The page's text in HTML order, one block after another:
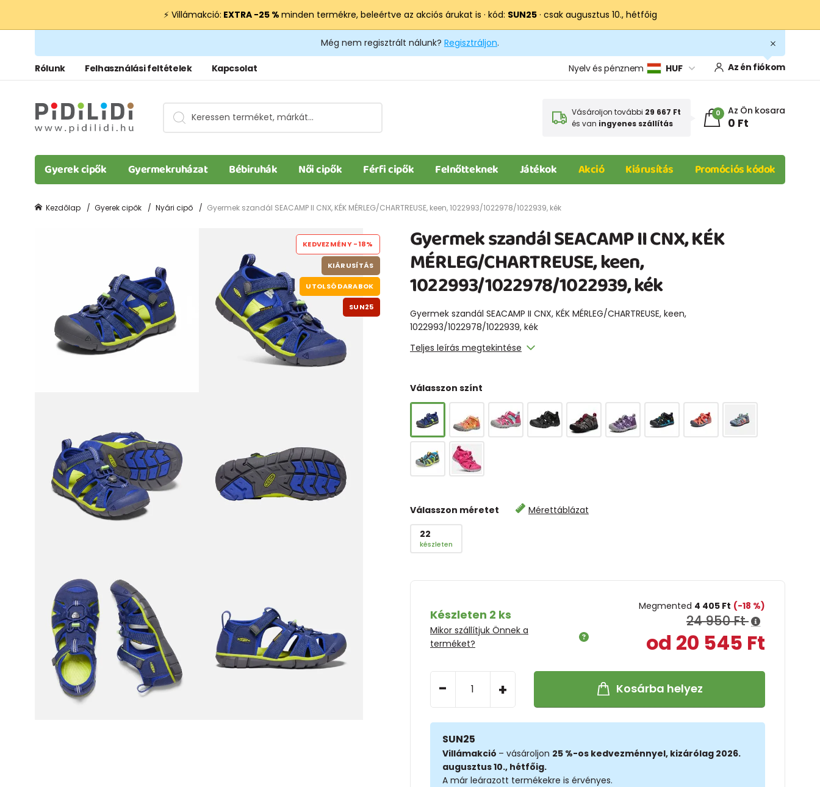
⚡ Villámakció: EXTRA −25 % minden termékre, beleértve az akciós árukat is · kód: SUN25· csak augusztus 10., hétfőig
Még nem regisztrált nálunk? Regisztráljon.
Rólunk Felhasználási feltételek Kapcsolat Nyelv és pénznem HUF Az én fiókom
Vásároljon további 29 667 Ft
és van ingyenes szállítás
0 Az Ön kosara
0 Ft
Gyerek cipők Gyermekruházat Bébiruhák Női cipők Férfi cipők Felnőtteknek Játékok Akció Kiárusítás Promóciós kódok
Kezdõlap Gyerek cipők Nyári cipő Gyermek szandál SEACAMP II CNX, KÉK MÉRLEG/CHARTREUSE, keen, 1022993/1022978/1022939, kék
Gyermek szandál SEACAMP II CNX, KÉK
MÉRLEG/CHARTREUSE, keen,
1022993/1022978/1022939, kék
Gyermek szandál SEACAMP II CNX, KÉK MÉRLEG/CHARTREUSE, keen,
1022993/1022978/1022939, kék
Teljes leírás megtekintése
Válasszon színt
Válasszon méretet
Mérettáblázat
22
készleten
Készleten 2 ks
Mikor szállítjuk Önnek a
terméket?
Megmented 4 405 Ft (-18 %)
24 950 Ft
od 20 545 Ft
- + Kosárba helyez
SUN25
Villámakció – vásároljon 25 %-os kedvezménnyel, kizárólag 2026.
augusztus 10., hétfőig.
A már leárazott termékekre is érvényes.
KEDVEZMÉNY-18%
KIÁRUSÍTÁS
UTOLSÓ DARABOK
SUN25